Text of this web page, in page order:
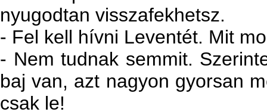
nyugodtan visszafekhetsz.
- Fel kell hívni Leventét. Mit
- Nem tudnak semmit.
baj van, azt nagyon gyorsan
csak le!